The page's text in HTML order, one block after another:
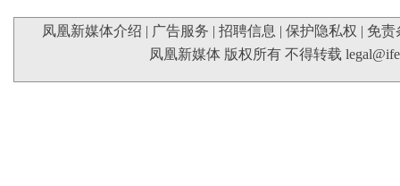
凤凰新媒体介绍 | 广告服务 | 招聘信息 | 保护隐私权 | 免责
凤凰新媒体 版权所有 不得转载